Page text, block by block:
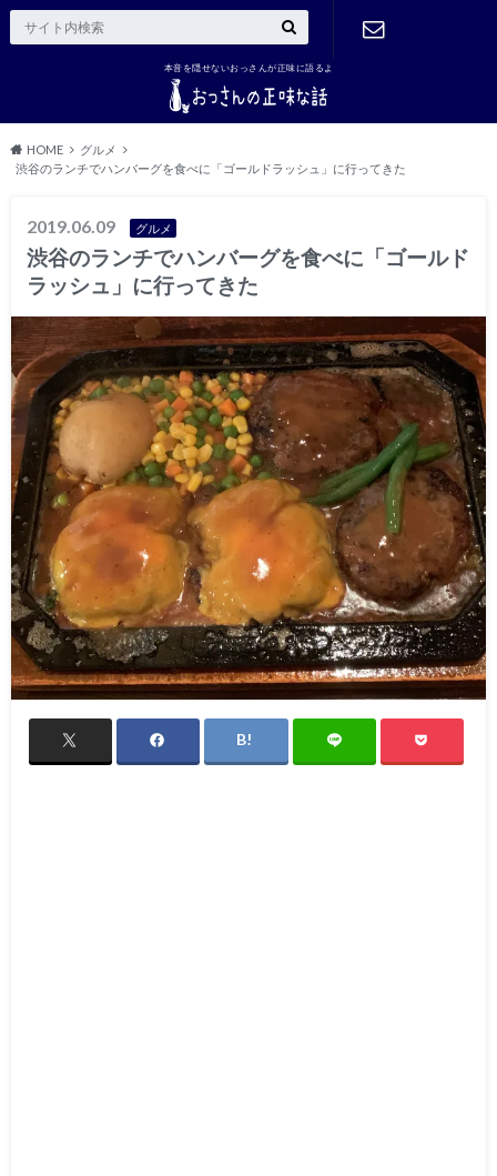
本音を隠せないおっさんが正味に語るよ
HOME
グルメ
渋谷のランチでハンバーグを食べに「ゴールドラッシュ」に行ってきた
2019.06.09 グルメ
渋谷のランチでハンバーグを食べに「ゴールド
ラッシュ」に行ってきた